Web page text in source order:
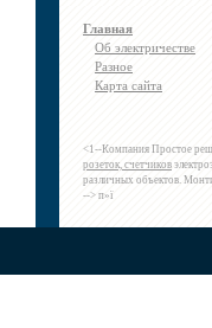
Главная
Об электричестве
Разное
Карта сайта
<1--Компания Простое
розеток, счетчиков
различных объектов.
--> п»ї